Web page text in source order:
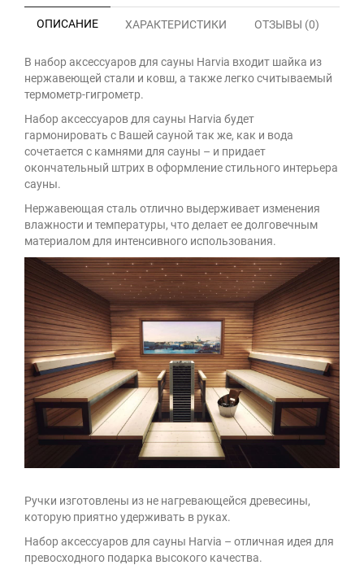
ОПИСАНИЕ ХАРАКТЕРИСТИКИ ОТЗЫВЫ (0)
В набор аксессуаров для сауны Harvia входит шайка из
нержавеющей стали и ковш, а также легко считываемый
термометр-гигрометр.
Набор аксессуаров для сауны Harvia будет
гармонировать с Вашей сауной так же, как и вода
сочетается с камнями для сауны – и придает
окончательный штрих в оформление стильного интерьера
сауны.
Нержавеющая сталь отлично выдерживает изменения
влажности и температуры, что делает ее долговечным
материалом для интенсивного использования.
Ручки изготовлены из не нагревающейся древесины,
которую приятно удерживать в руках.
Набор аксессуаров для сауны Harvia – отличная идея для
превосходного подарка высокого качества.